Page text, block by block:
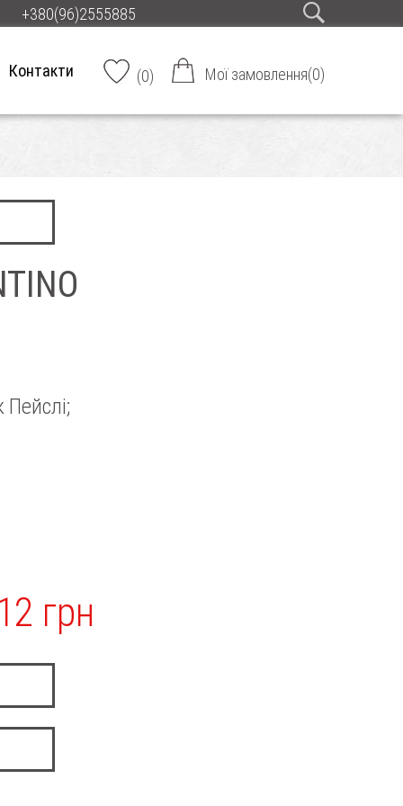
+380(96)2555885
Контакти (0) Мої замовлення(0)
Пейслі;
грн